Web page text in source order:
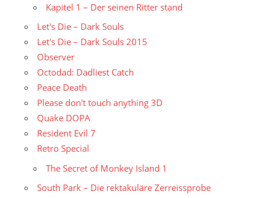
Kapitel 1 – Der seinen Ritter stand
Let's Die – Dark Souls
Let's Die – Dark Souls 2015
Observer
Octodad: Dadliest Catch
Peace Death
Please don't touch anything 3D
Quake DOPA
Resident Evil 7
Retro Special
The Secret of Monkey Island 1
South Park – Die rektakuläre Zerreissprobe